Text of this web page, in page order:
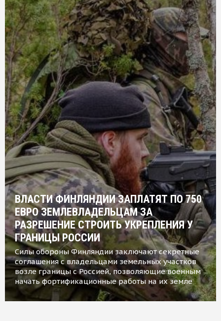
ВЛАСТИ ФИНЛЯНДИИ ЗАПЛАТЯТ ПО 750
ЕВРО ЗЕМЛЕВЛАДЕЛЬЦАМ ЗА
РАЗРЕШЕНИЕ СТРОИТЬ УКРЕПЛЕНИЯ У
ГРАНИЦЫ РОССИИ
Силы обороны Финляндии заключают секретные
соглашения с владельцами земельных участков
возле границы с Россией, позволяющие военным
начать фортификационные работы на их земле